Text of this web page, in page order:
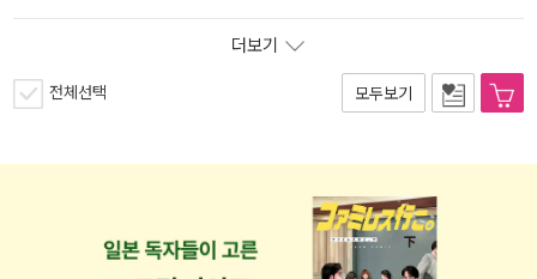
더보기
전체선택 모두보기